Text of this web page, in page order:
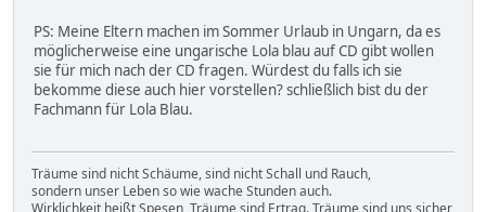
PS: Meine Eltern machen im Sommer Urlaub in Ungarn, da es
möglicherweise eine ungarische Lola blau auf CD gibt wollen
sie für mich nach der CD fragen. Würdest du falls ich sie
bekomme diese auch hier vorstellen? schließlich bist du der
Fachmann für Lola Blau.
Träume sind nicht Schäume, sind nicht Schall und Rauch,
sondern unser Leben so wie wache Stunden auch.
Wirklichkeit heißt Spesen, Träume sind Ertrag. Träume sind uns sicher